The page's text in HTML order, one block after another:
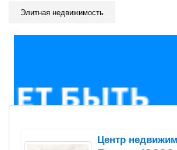
Элитная недвижимость
Центр